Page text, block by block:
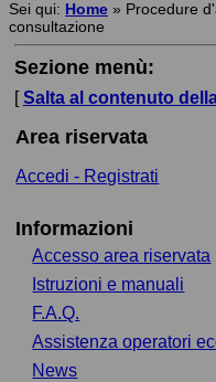
Sei qui: Home » Procedure
consultazione
Sezione menù:
[Salta al contenuto
Area riservata
Accedi - Registrati
Informazioni
Accesso area riservata
Istruzioni e manuali
F.A.Q.
Assistenza operatori
News